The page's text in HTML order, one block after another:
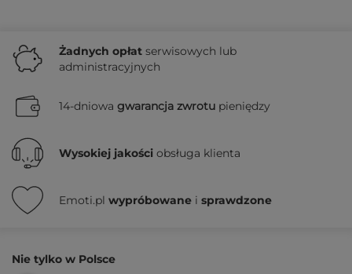
Żadnych opłat serwisowych lub
administracyjnych
14-dniowa gwarancja zwrotu pieniędzy
Wysokiej jakości obsługa klienta
Emoti.pl wypróbowane i sprawdzone
Nie tylko w Polsce